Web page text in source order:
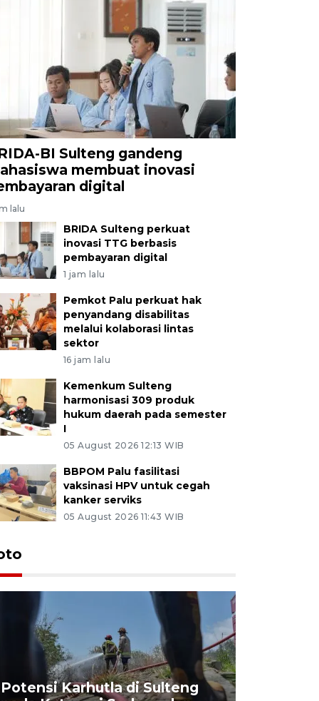
BI Sulteng gandeng
membuat inovasi
digital
lalu
BRIDA Sulteng perkuat
inovasi TTG berbasis
pembayaran digital
1 jam lalu
Pemkot Palu perkuat hak
penyandang disabilitas
melalui kolaborasi lintas
sektor
16 jam lalu
Kemenkum Sulteng
harmonisasi 309 produk
hukum daerah pada semester
I
05 August 2026 12:13 WIB
BBPOM Palu fasilitasi
vaksinasi HPV untuk cegah
kanker serviks
05 August 2026 11:43 WIB
Potensi Karhutla di Sulteng